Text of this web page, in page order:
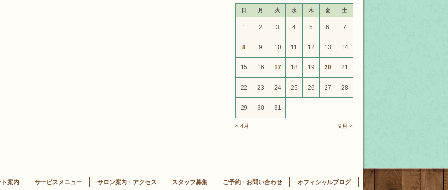
日 月 火 水 木 金 土
« 4月 9月 »
1 2 3 4 5 6 7
8 9 10 11 12 13 14
15 16 17 18 19 20 21
22 23 24 25 26 27 28
29 30 31
ト案内 サービスメニュー サロン案内・アクセス スタッフ募集 ご予約・お問い合わせ オフィシャルブログ